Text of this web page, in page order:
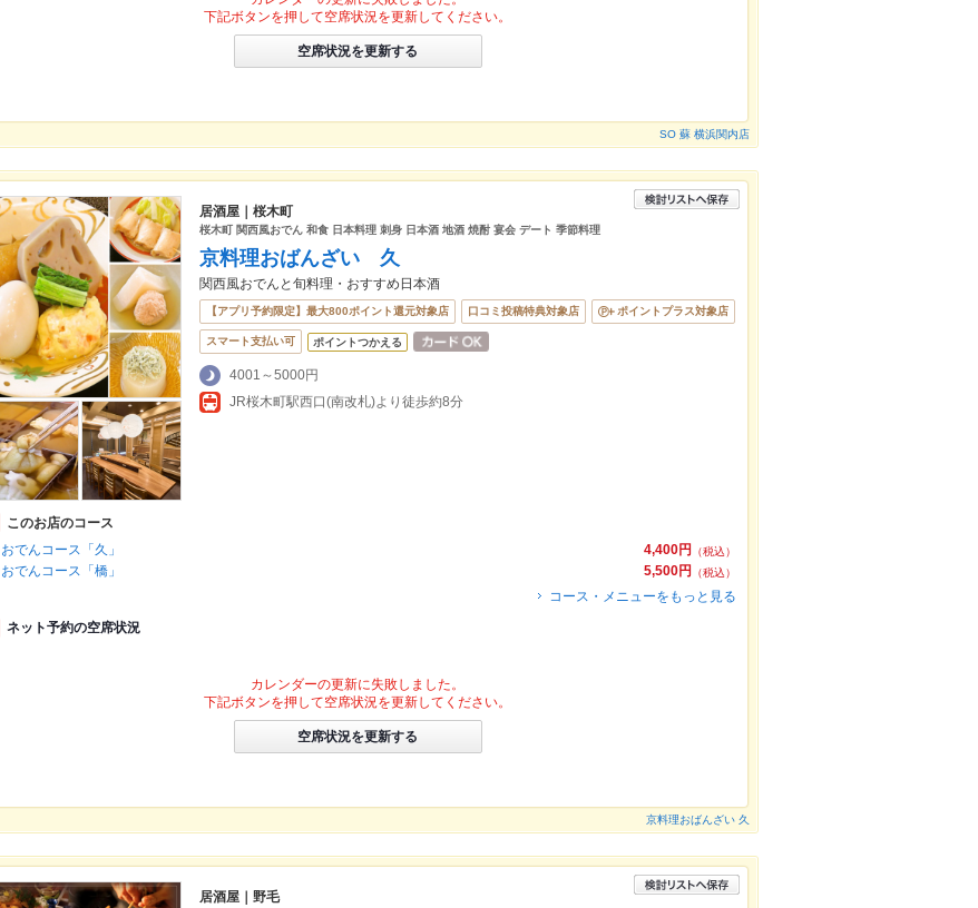
下記ボタンを押して空席状況を更新してください。
空席状況を更新する
SO 蘇 横浜関内店
居酒屋｜桜木町
桜木町 関西風おでん 和食 日本料理 刺身 日本酒 地酒 焼酎 宴会 デート 季節料理
京料理おばんざい 久
関西風おでんと旬料理・おすすめ日本酒
【アプリ予約限定】最大800ポイント還元対象店 口コミ投稿特典対象店 ポイントプラス対象店
スマート支払い可 ポイントつかえる
4001～5000円
JR桜木町駅西口(南改札)より徒歩約8分
このお店のコース
4,400円
（税込）
おでんコース「久」
5,500円
（税込）
おでんコース「橋」
コース・メニューをもっと見る
ネット予約の空席状況
カレンダーの更新に失敗しました。
下記ボタンを押して空席状況を更新してください。
空席状況を更新する
京料理おばんざい 久
居酒屋｜野毛